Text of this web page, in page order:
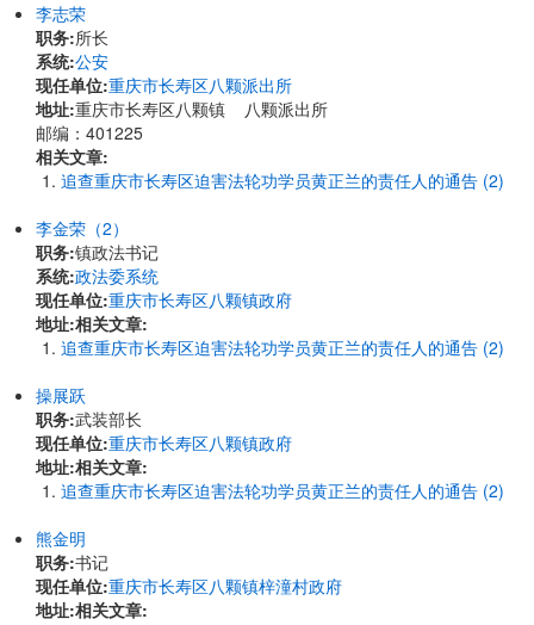
李志荣
职务:所长
系统:公安
现任单位:重庆市长寿区八颗派出所
地址:重庆市长寿区八颗镇 八颗派出所
邮编：401225
相关文章:
追查重庆市长寿区迫害法轮功学员黄正兰的责任人的通告 (2)
李金荣（2）
职务:镇政法书记
系统:政法委系统
现任单位:重庆市长寿区八颗镇政府
地址:相关文章:
追查重庆市长寿区迫害法轮功学员黄正兰的责任人的通告 (2)
操展跃
职务:武装部长
现任单位:重庆市长寿区八颗镇政府
地址:相关文章:
追查重庆市长寿区迫害法轮功学员黄正兰的责任人的通告 (2)
熊金明
职务:书记
现任单位:重庆市长寿区八颗镇梓潼村政府
地址:相关文章: